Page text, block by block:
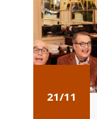
Titres
État civil
Élections
Jumelages
21/11